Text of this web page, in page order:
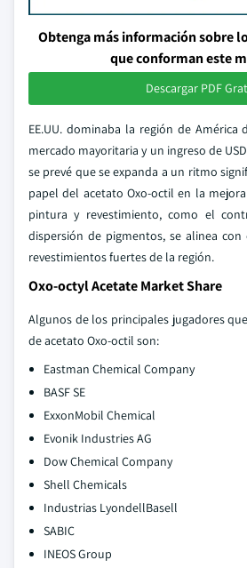
Obtenga más información sobre
que conforman este
Descargar PDF
EE.UU. dominaba la región de
mercado mayoritaria y un ingreso de
se prevé que se expanda a un ritmo
papel del acetato Oxo-octil en la
pintura y revestimiento, como el
dispersión de pigmentos, se alinea
revestimientos fuertes de la región.
Oxo-octyl Acetate Market Share
Algunos de los principales jugadores
de acetato Oxo-octil son:
Eastman Chemical Company
BASF SE
ExxonMobil Chemical
Evonik Industries AG
Dow Chemical Company
Shell Chemicals
Industrias LyondellBasell
SABIC
INEOS Group